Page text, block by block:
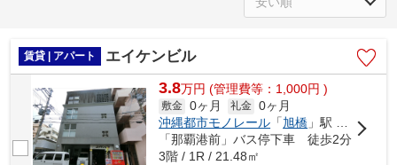
賃貸 | アパート エイケンビル
3.8万円 (管理費等：1,000円 )
敷金 0ヶ月 礼金 0ヶ月
沖縄都市モノレール 「旭橋 」駅 徒歩7分
「那覇港前」バス停下車 徒歩2分
3階 / 1R / 21.48㎡